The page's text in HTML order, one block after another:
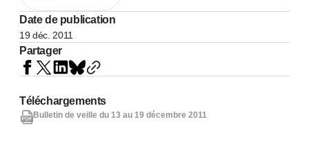
Date de publication
19 déc. 2011
Partager
Téléchargements
Bulletin de veille du 13 au 19 décembre 2011